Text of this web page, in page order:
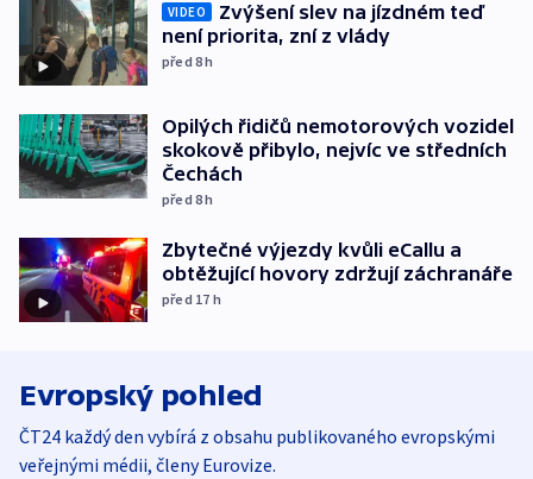
VIDEO
Zvýšení slev na jízdném teď
není priorita, zní z vlády
před 8h
Opilých řidičů nemotorových vozidel
skokově přibylo, nejvíc ve středních
Čechách
před 8h
Zbytečné výjezdy kvůli eCallu a
obtěžující hovory zdržují záchranáře
před 17 h
Evropský pohled
ČT24 každý den vybírá z obsahu publikovaného evropskými
veřejnými médii, členy Eurovize.